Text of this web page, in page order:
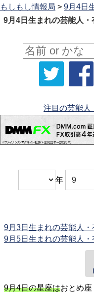
もしもし情報局 > 9月4日
9月4日生まれの芸能人
注目の芸能人
年
9月3日生まれの芸能人・
9月5日生まれの芸能人・
9月4日の星座はおとめ座